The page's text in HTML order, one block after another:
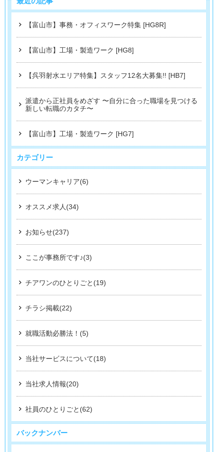
【富山市】事務・オフィスワーク特集 [HG8R]
【富山市】工場・製造ワーク [HG8]
【呉羽射水エリア特集】スタッフ12名大募集!! [HB7]
派遣から正社員をめざす 〜自分に合った職場を見つける
新しい転職のカタチ〜
【富山市】工場・製造ワーク [HG7]
カテゴリー
ウーマンキャリア(6)
オススメ求人(34)
お知らせ(237)
ここが事務所です♪(3)
チアワンのひとりごと(19)
チラシ掲載(22)
就職活動必勝法！(5)
当社サービスについて(18)
当社求人情報(20)
社員のひとりごと(62)
バックナンバー